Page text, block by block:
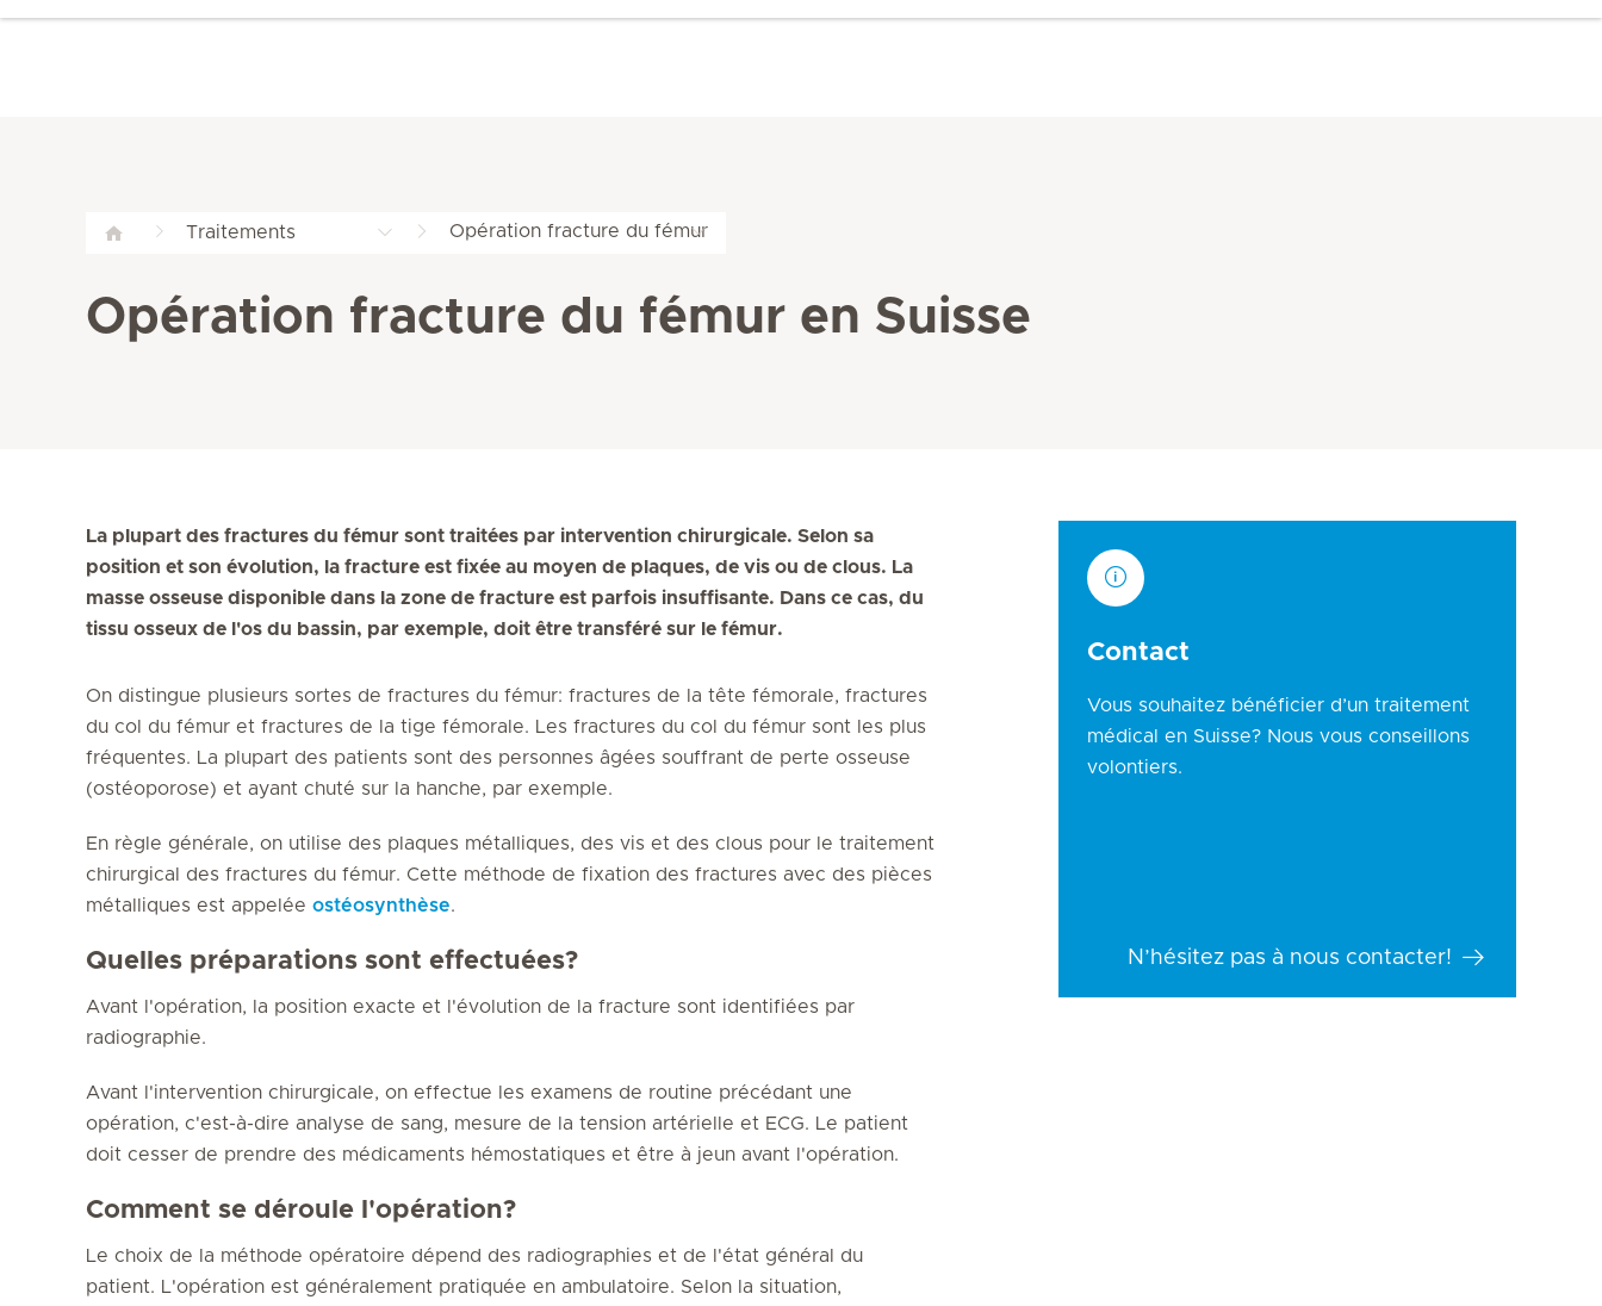
Traitements Opération fracture du fémur
Opération fracture du fémur en Suisse
La plupart des fractures du fémur sont traitées par intervention chirurgicale. Selon sa
position et son évolution, la fracture est fixée au moyen de plaques, de vis ou de clous. La
masse osseuse disponible dans la zone de fracture est parfois insuffisante. Dans ce cas, du
tissu osseux de l'os du bassin, par exemple, doit être transféré sur le fémur.
On distingue plusieurs sortes de fractures du fémur: fractures de la tête fémorale, fractures
du col du fémur et fractures de la tige fémorale. Les fractures du col du fémur sont les plus
fréquentes. La plupart des patients sont des personnes âgées souffrant de perte osseuse
(ostéoporose) et ayant chuté sur la hanche, par exemple.
En règle générale, on utilise des plaques métalliques, des vis et des clous pour le traitement
chirurgical des fractures du fémur. Cette méthode de fixation des fractures avec des pièces
métalliques est appelée ostéosynthèse.
Quelles préparations sont effectuées?
Avant l'opération, la position exacte et l'évolution de la fracture sont identifiées par
radiographie.
Avant l'intervention chirurgicale, on effectue les examens de routine précédant une
opération, c'est-à-dire analyse de sang, mesure de la tension artérielle et ECG. Le patient
doit cesser de prendre des médicaments hémostatiques et être à jeun avant l'opération.
Comment se déroule l'opération?
Le choix de la méthode opératoire dépend des radiographies et de l'état général du
patient. L'opération est généralement pratiquée en ambulatoire. Selon la situation,
Contact
Vous souhaitez bénéficier d’un traitement
médical en Suisse? Nous vous conseillons
volontiers.
N’hésitez pas à nous contacter!